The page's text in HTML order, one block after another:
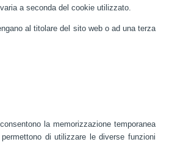
a seconda del cookie utilizzato.
al titolare del sito web o ad una terza
la memorizzazione temporanea
di utilizzare le diverse funzioni